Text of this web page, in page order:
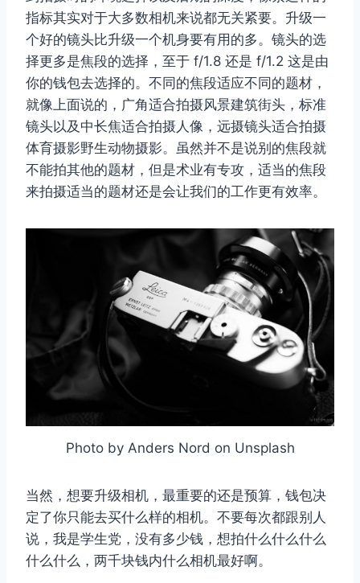
指标其实对于大多数相机来说都无关紧要。升级一
个好的镜头比升级一个机身要有用的多。镜头的选
择更多是焦段的选择，至于 f/1.8 还是 f/1.2 这是由
你的钱包去选择的。不同的焦段适应不同的题材，
就像上面说的，广角适合拍摄风景建筑街头，标准
镜头以及中长焦适合拍摄人像，远摄镜头适合拍摄
体育摄影野生动物摄影。虽然并不是说别的焦段就
不能拍其他的题材，但是术业有专攻，适当的焦段
来拍摄适当的题材还是会让我们的工作更有效率。
Photo by Anders Nord on Unsplash
当然，想要升级相机，最重要的还是预算，钱包决
定了你只能去买什么样的相机。不要每次都跟别人
说，我是学生党，没有多少钱，想拍什么什么什么
什么什么，两千块钱内什么相机最好啊。